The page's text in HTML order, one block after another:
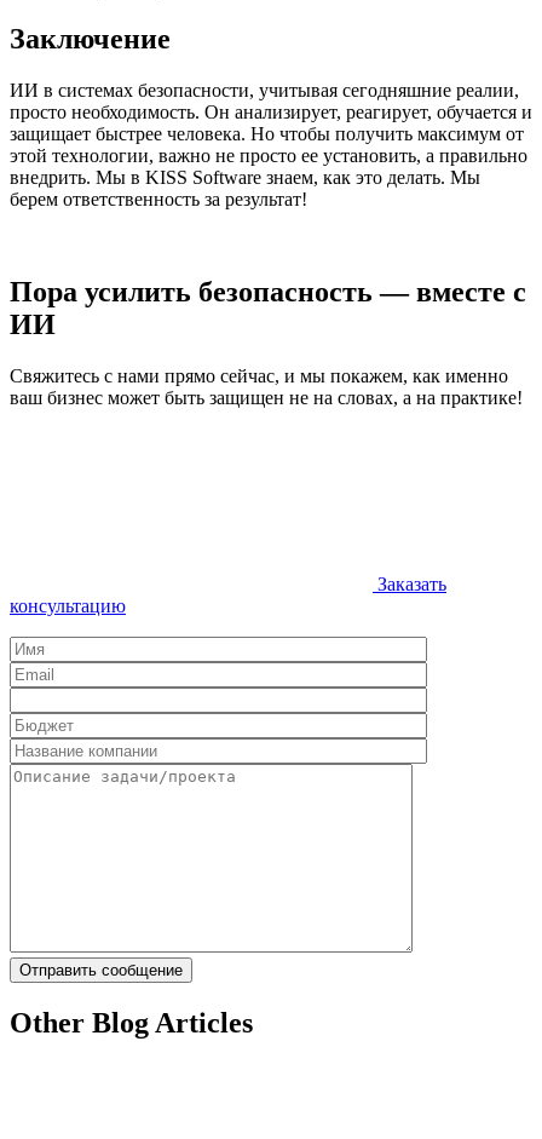
Заключение
ИИ в системах безопасности, учитывая сегодняшние реалии,
просто необходимость. Он анализирует, реагирует, обучается и
защищает быстрее человека. Но чтобы получить максимум от
этой технологии, важно не просто ее установить, а правильно
внедрить. Мы в KISS Software знаем, как это делать. Мы
берем ответственность за результат!
Пора усилить безопасность — вместе с
ИИ
Свяжитесь с нами прямо сейчас, и мы покажем, как именно
ваш бизнес может быть защищен не на словах, а на практике!
Заказать
консультацию
Other Blog Articles